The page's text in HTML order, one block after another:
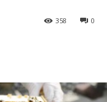
0
358